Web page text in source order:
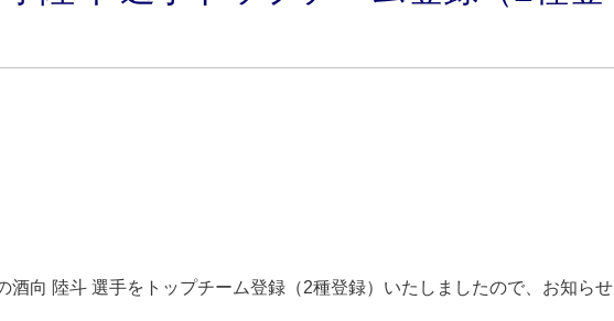
酒向 陸斗 選手をトップチーム登録（2種登録）いたしましたので、お知らせ